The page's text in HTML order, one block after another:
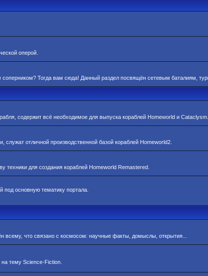
оперой.
Тогда вам сюда! Данный раздел посвящён сетевым баталиям,
содержит всё необходимое для выпуска кораблей Homeworld и Cataclysm.
отличной производственной базой кораблей Homeworld2.
для создания кораблей Homeworld Remastered.
под основную тематику портала.
всему, что связано с космосом: научные факты, домыслы, открытия...
тему Science-Fiction.